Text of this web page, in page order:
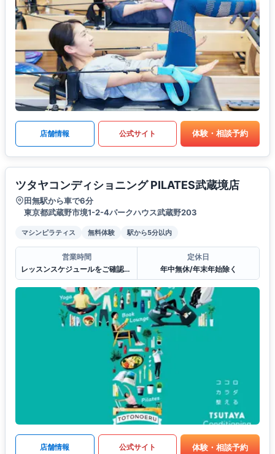
店舗情報 公式サイト 体験・相談予約
ツタヤコンディショニング PILATES武蔵境店
田無駅から車で6分
東京都武蔵野市境1-2-4パークハウス武蔵野203
マシンピラティス 無料体験 駅から5分以内
営業時間
レッスンスケジュールをご確認ください。
定休日
年中無休/年末年始除く
店舗情報 公式サイト 体験・相談予約